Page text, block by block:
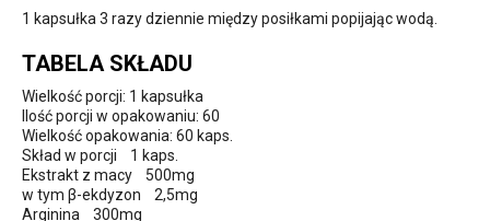
1 kapsułka 3 razy dziennie między posiłkami popijając wodą.
TABELA SKŁADU
Wielkość porcji: 1 kapsułka
Ilość porcji w opakowaniu: 60
Wielkość opakowania: 60 kaps.
Skład w porcji 1 kaps.
Ekstrakt z macy 500mg
w tym β-ekdyzon 2,5mg
Arginina 300mg